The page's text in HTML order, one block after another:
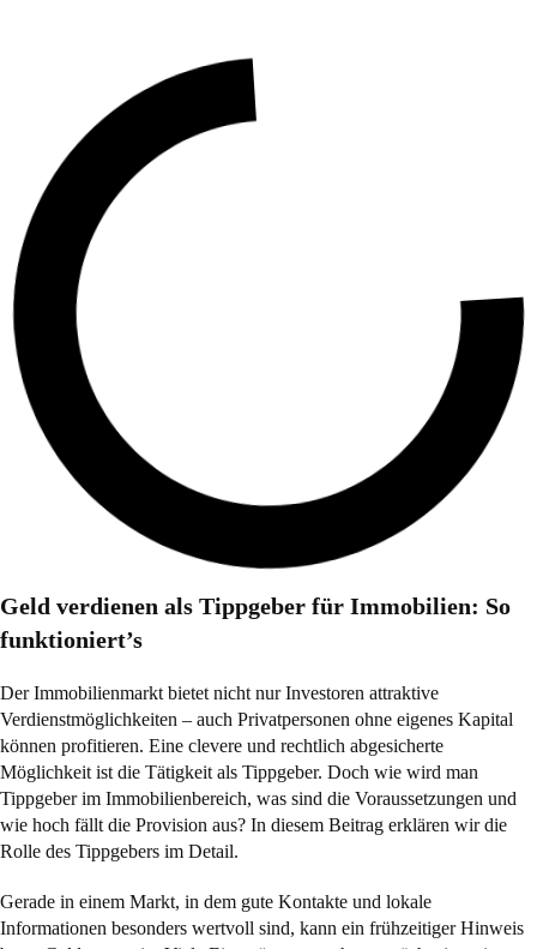
Geld verdienen als Tippgeber für Immobilien: So
funktioniert’s
Der Immobilienmarkt bietet nicht nur Investoren attraktive
Verdienstmöglichkeiten – auch Privatpersonen ohne eigenes Kapital
können profitieren. Eine clevere und rechtlich abgesicherte
Möglichkeit ist die Tätigkeit als Tippgeber. Doch wie wird man
Tippgeber im Immobilienbereich, was sind die Voraussetzungen und
wie hoch fällt die Provision aus? In diesem Beitrag erklären wir die
Rolle des Tippgebers im Detail.
Gerade in einem Markt, in dem gute Kontakte und lokale
Informationen besonders wertvoll sind, kann ein frühzeitiger Hinweis